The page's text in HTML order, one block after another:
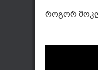
როგორ